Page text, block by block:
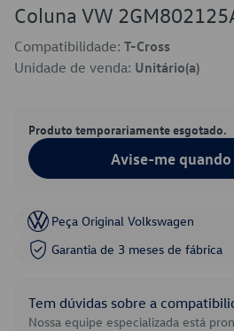
Coluna VW
Compatibilidade: T-Cross
Unidade de venda: Unitário(a)
Produto temporariamente esgotado.
Avise-me
Peça Original Volkswagen
Garantia de 3 meses de fábrica
Tem dúvidas sobre a
Nossa equipe especializada está